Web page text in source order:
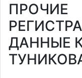
ПРОЧИЕ
ДАННЫЕ